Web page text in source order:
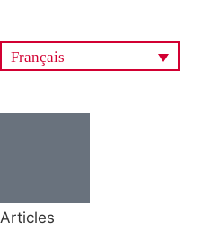
Français
Articles